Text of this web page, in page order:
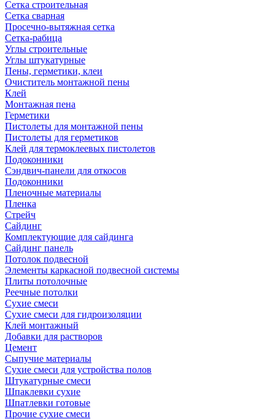
Сетка строительная
Сетка сварная
Просечно-вытяжная сетка
Сетка-рабица
Углы строительные
Углы штукатурные
Пены, герметики, клеи
Очиститель монтажной пены
Клей
Монтажная пена
Герметики
Пистолеты для монтажной пены
Пистолеты для герметиков
Клей для термоклеевых пистолетов
Подоконники
Сэндвич-панели для откосов
Подоконники
Пленочные материалы
Пленка
Стрейч
Сайдинг
Комплектующие для сайдинга
Сайдинг панель
Потолок подвесной
Элементы каркасной подвесной системы
Плиты потолочные
Реечные потолки
Сухие смеси
Сухие смеси для гидроизоляции
Клей монтажный
Добавки для растворов
Цемент
Сыпучие материалы
Сухие смеси для устройства полов
Штукатурные смеси
Шпаклевки сухие
Шпатлевки готовые
Прочие сухие смеси